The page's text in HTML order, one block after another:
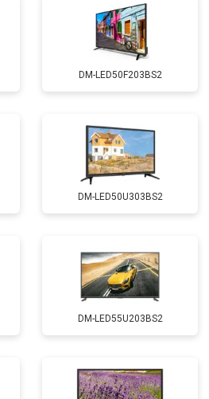
DM-LED50F203BS2
DM-LED50U303BS2
DM-LED55U203BS2